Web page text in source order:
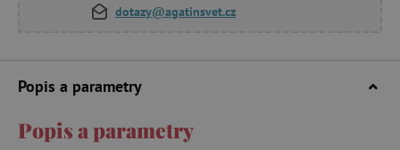
dotazy@agatinsvet.cz
Popis a parametry
Popis a parametry